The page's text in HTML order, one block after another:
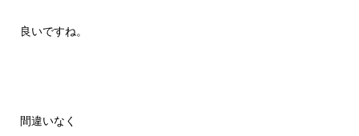
良いですね。
間違いなく